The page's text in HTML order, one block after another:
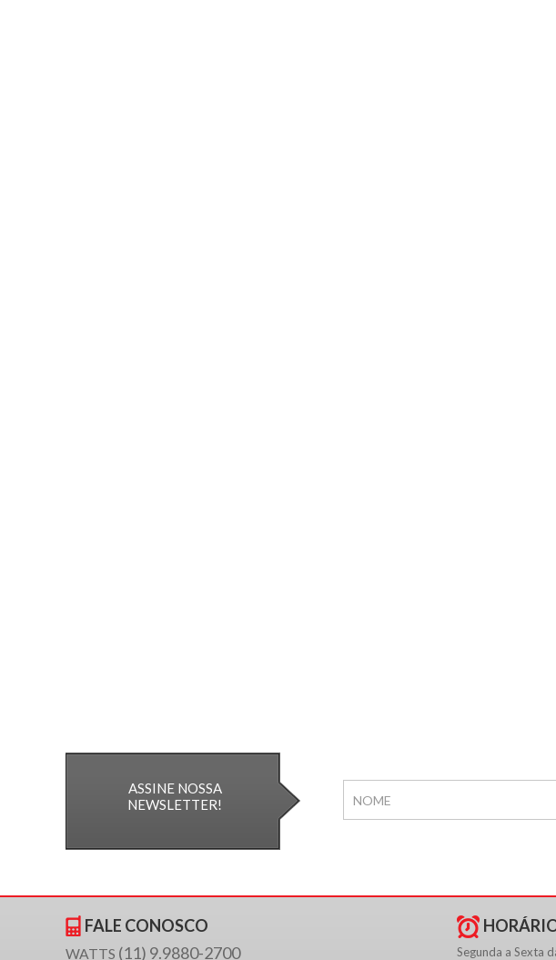
ASSINE NOSSA
NEWSLETTER!
FALE CONOSCO
WATTS (11) 9.9880-2700 Segunda a Sexta